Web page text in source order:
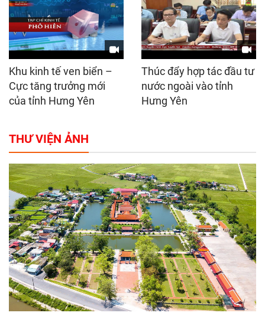
Khu kinh tế ven biển –
Cực tăng trưởng mới
của tỉnh Hưng Yên
Thúc đẩy hợp tác đầu tư
nước ngoài vào tỉnh
Hưng Yên
THƯ VIỆN ẢNH